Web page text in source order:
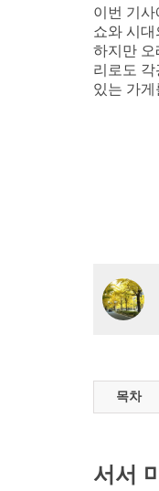
이번 기
쇼와 시
하지만 오
리로도
있는 가
목차
서서